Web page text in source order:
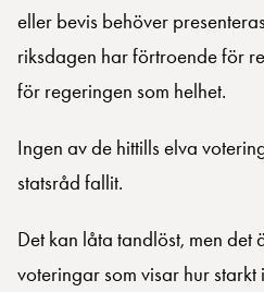
eller bevis behöver
riksdagen har förtroende för
för regeringen som helhet.
Ingen av de hittills elva
statsråd fallit.
Det kan låta tandlöst, men det
voteringar som visar hur starkt